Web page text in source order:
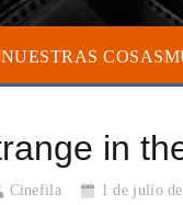
NUESTRAS COSAS
in
Cinefila 1 de julio